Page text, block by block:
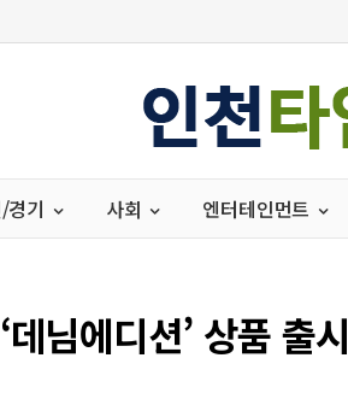
경기 사회 엔터테인먼트
님에디션’ 상품 출시